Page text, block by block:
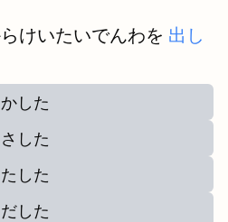
けいたいでんわを 出し
かした
さした
たした
だした